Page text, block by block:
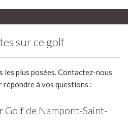
sur ce golf
les plus posées. Contactez-nous
à vos questions :
Golf de Nampont-Saint-